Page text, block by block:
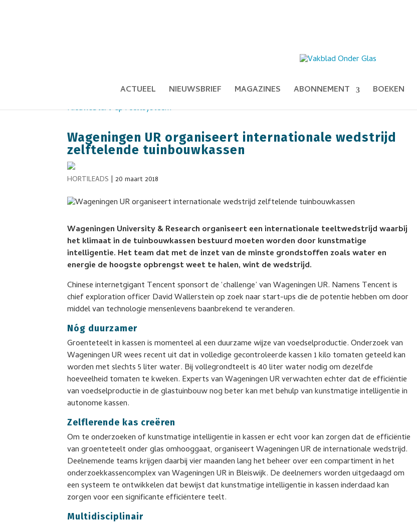
ACTUEEL NIEUWSBRIEF MAGAZINES ABONNEMENT BOEKEN
NieuwsStart-upTeeltsysteem
Wageningen UR organiseert internationale wedstrijd
zelftelende tuinbouwkassen
HORTILEADS |20 maart 2018
Wageningen University & Research organiseert een internationale teeltwedstrijd waarbij
het klimaat in de tuinbouwkassen bestuurd moeten worden door kunstmatige
intelligentie. Het team dat met de inzet van de minste grondstoffen zoals water en
energie de hoogste opbrengst weet te halen, wint de wedstrijd.
Chinese internetgigant Tencent sponsort de ‘challenge’ van Wageningen UR. Namens Tencent is
chief exploration officer David Wallerstein op zoek naar start-ups die de potentie hebben om door
middel van technologie mensenlevens baanbrekend te veranderen.
Nóg duurzamer
Groenteteelt in kassen is momenteel al een duurzame wijze van voedselproductie. Onderzoek van
Wageningen UR wees recent uit dat in volledige gecontroleerde kassen 1 kilo tomaten geteeld kan
worden met slechts 5 liter water. Bij vollegrondteelt is 40 liter water nodig om dezelfde
hoeveelheid tomaten te kweken. Experts van Wageningen UR verwachten echter dat de efficiëntie
van voedselproductie in de glastuinbouw nog beter kan met behulp van kunstmatige intelligentie in
autonome kassen.
Zelflerende kas creëren
Om te onderzoeken of kunstmatige intelligentie in kassen er echt voor kan zorgen dat de efficiëntie
van groenteteelt onder glas omhooggaat, organiseert Wageningen UR de internationale wedstrijd.
Deelnemende teams krijgen daarbij vier maanden lang het beheer over een compartiment in het
onderzoekkassencomplex van Wageningen UR in Bleiswijk. De deelnemers worden uitgedaagd om
een systeem te ontwikkelen dat bewijst dat kunstmatige intelligentie in kassen inderdaad kan
zorgen voor een significante efficiëntere teelt.
Multidisciplinair